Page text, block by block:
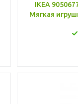
IKEA
Мягкая